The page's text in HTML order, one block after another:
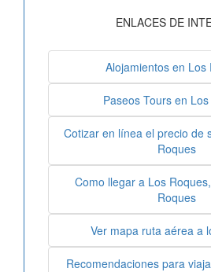
ENLACES DE
Alojamientos en Los
Paseos Tours en
Cotizar en línea el precio de
Roques
Como llegar a Los
Roques
Ver mapa ruta aérea a
Recomendaciones para